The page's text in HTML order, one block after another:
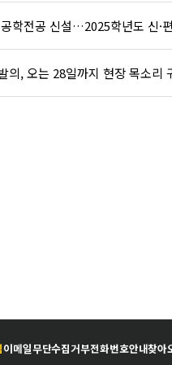
학전공 신설…2025학년도 신·
의, 오는 28일까지 현장 목소리
이메일무단수집거부전화번호안내찾아